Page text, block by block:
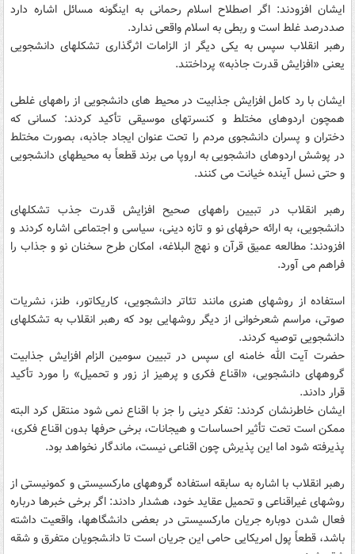
ایشان افزودند: اگر اصطلاح اسلام رحمانی به اینگونه مسائل اشاره دارد
صددرصد غلط است و ربطی به اسلام واقعی ندارد.
رهبر انقلاب سپس به یکی دیگر از الزامات اثرگذاری تشکلهای دانشجویی
یعنی «افزایش قدرت جاذبه» پرداختند.
ایشان با رد کامل افزایش جذابیت در محیط های دانشجویی از راههای غلطی
همچون اردوهای مختلط و کنسرتهای موسیقی تأکید کردند: کسانی که
دختران و پسران دانشجوی مردم را تحت عنوان ایجاد جاذبه، بصورت مختلط
در پوشش اردوهای دانشجویی به اروپا می برند قطعاً به محیطهای دانشجویی
و حتی نسل آینده خیانت می کنند.
رهبر انقلاب در تبیین راههای صحیح افزایش قدرت جذب تشکلهای
دانشجویی، به ارائه حرفهای نو و تازه دینی، سیاسی و اجتماعی اشاره کردند و
افزودند: مطالعه عمیق قرآن و نهج البلاغه، امکان طرح سخنان نو و جذاب را
فراهم می آورد.
استفاده از روشهای هنری مانند تئاتر دانشجویی، کاریکاتور، طنز، نشریات
صوتی، مراسم شعرخوانی از دیگر روشهایی بود که رهبر انقلاب به تشکلهای
دانشجویی توصیه کردند.
حضرت آیت الله خامنه ای سپس در تبیین سومین الزام افزایش جذابیت
گروههای دانشجویی، «اقناع فکری و پرهیز از زور و تحمیل» را مورد تأکید
قرار دادند.
ایشان خاطرنشان کردند: تفکر دینی را جز با اقناع نمی شود منتقل کرد البته
ممکن است تحت تأثیر احساسات و هیجانات، برخی حرفها بدون اقناع فکری،
پذیرفته شود اما این پذیرش چون اقناعی نیست، ماندگار نخواهد بود.
رهبر انقلاب با اشاره به سابقه استفاده گروههای مارکسیستی و کمونیستی از
روشهای غیراقناعی و تحمیل عقاید خود، هشدار دادند: اگر برخی خبرها درباره
فعال شدن دوباره جریان مارکسیستی در بعضی دانشگاهها، واقعیت داشته
باشد، قطعاً پول امریکایی حامی این جریان است تا دانشجویان متفرق و شقه